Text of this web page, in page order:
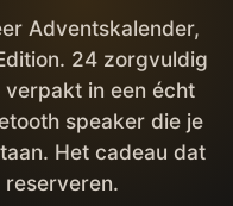
Adventskalender,
24 zorgvuldig
in een écht
speaker die je
Het cadeau dat